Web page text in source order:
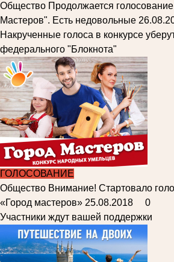
Общество Продолжается
Мастеров". Есть недовольные
Накрученные голоса в конкурсе
федерального "Блокнота"
ГОЛОСОВАНИЕ
Общество Внимание! Стартовало
«Город мастеров» 25.08.2018
0
Участники ждут вашей поддержки